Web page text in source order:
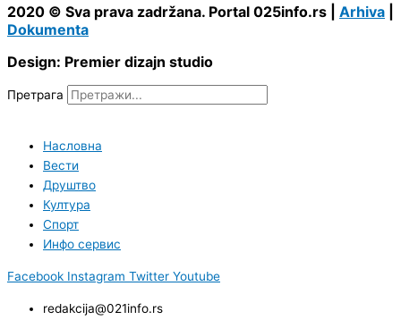
2020 © Sva prava zadržana. Portal 025info.rs | Arhiva
Dokumenta
Design: Premier dizajn studio
Претрага
Насловна
Вести
Друштво
Култура
Спорт
Инфо сервис
Facebook Instagram Twitter Youtube
redakcija@021info.rs